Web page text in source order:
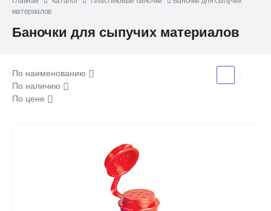
материалов
Баночки для сыпучих материалов
По наименованию
По наличию
По цене